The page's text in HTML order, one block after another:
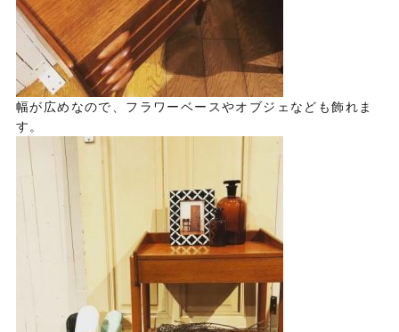
幅が広めなので、フラワーベースやオブジェなども飾れま
す。